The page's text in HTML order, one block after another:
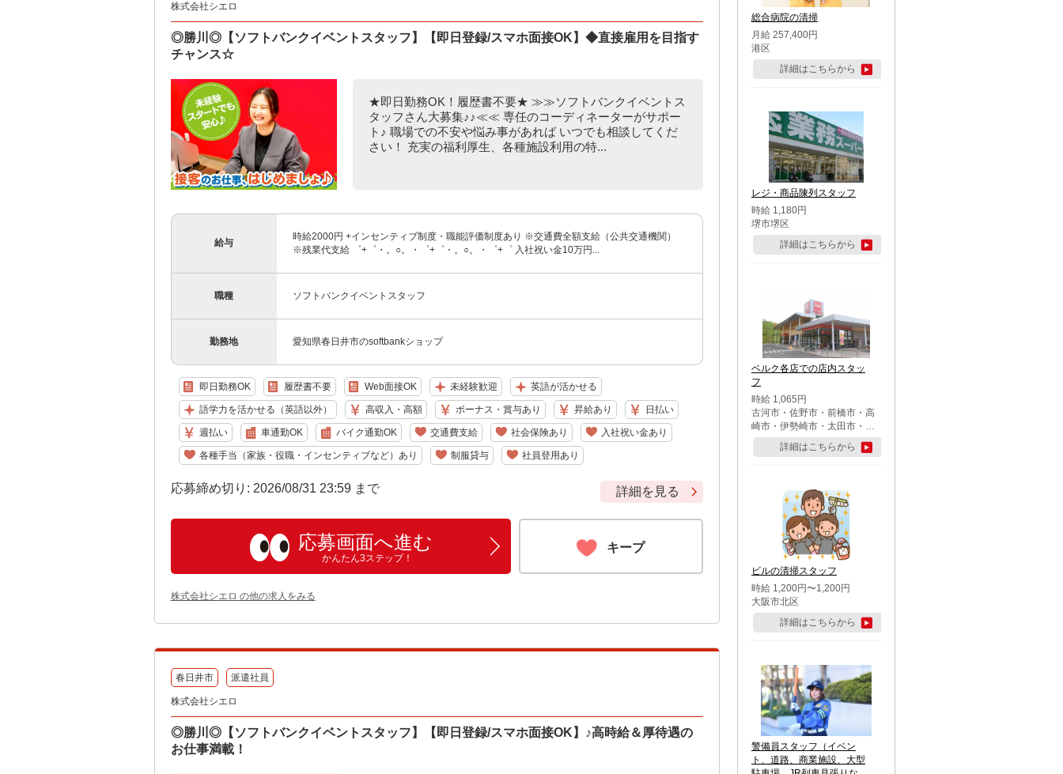
株式会社シエロ
◎勝川◎【ソフトバンクイベントスタッフ】【即日登録/スマホ面接OK】◆直接雇用を目指す
チャンス☆
★即日勤務OK！履歴書不要★ ≫≫ソフトバンクイベントス
タッフさん大募集♪♪≪≪ 専任のコーディネーターがサポー
ト♪ 職場での不安や悩み事があれば いつでも相談してくだ
さい！ 充実の福利厚生、各種施設利用の特...
給与
時給2000円 +インセンティブ制度・職能評価制度あり ※交通費全額支給（公共交通機関）
※残業代支給 ゜+゜・。○。・゜+゜・。○。・゜+゜ 入社祝い金10万円...
職種 ソフトバンクイベントスタッフ
勤務地 愛知県春日井市のsoftbankショップ
即日勤務OK 履歴書不要 Web面接OK 未経験歓迎 英語が活かせる
語学力を活かせる（英語以外） 高収入・高額 ボーナス・賞与あり 昇給あり 日払い
週払い 車通勤OK バイク通勤OK 交通費支給 社会保険あり 入社祝い金あり
各種手当（家族・役職・インセンティブなど）あり 制服貸与 社員登用あり
応募締め切り: 2026/08/31 23:59 まで 詳細を見る
応募画面へ進む
かんたん3ステップ！
キープ
株式会社シエロ の他の求人をみる
春日井市 派遣社員
株式会社シエロ
◎勝川◎【ソフトバンクイベントスタッフ】【即日登録/スマホ面接OK】♪高時給＆厚待遇の
お仕事満載！
総合病院の清掃
月給 257,400円
港区
詳細はこちらから
レジ・商品陳列スタッフ
時給 1,180円
堺市堺区
詳細はこちらから
ベルク各店での店内スタッ
フ
時給 1,065円
古河市・佐野市・前橋市・高
崎市・伊勢崎市・太田市・館
林市・藤岡市・大泉町・さい
たま市北区・川越市・熊谷
市・行田市・秩父市・所沢
市・鶴ケ島市・千葉市中央
区・市川市・松戸市・習志野
市・柏市・流山市・八千代
市・足立区・江戸川区・八王
子市・町田市
詳細はこちらから
ビルの清掃スタッフ
時給 1,200円〜1,200円
大阪市北区
詳細はこちらから
警備員スタッフ（イベン
ト、道路、商業施設、大型